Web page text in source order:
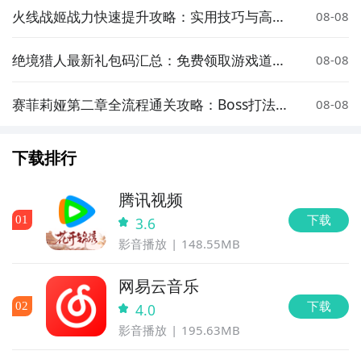
火线战姬战力快速提升攻略：实用技巧与高效
08-08
绝境猎人最新礼包码汇总：免费领取游戏道具
08-08
赛菲莉娅第二章全流程通关攻略：Boss打法、
08-08
下载排行
01
腾讯视频
3.6
影音播放 148.55MB
下载
02
网易云音乐
4.0
影音播放 195.63MB
下载